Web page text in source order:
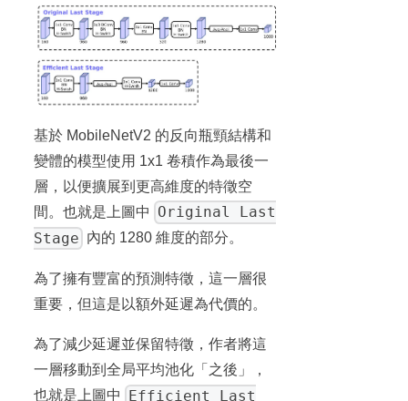
基於 MobileNetV2 的反向瓶頸結構和
變體的模型使用 1x1 卷積作為最後一
層，以便擴展到更高維度的特徵空
間。也就是上圖中
Original Last
Stage 內的 1280 維度的部分。
為了擁有豐富的預測特徵，這一層很
重要，但這是以額外延遲為代價的。
為了減少延遲並保留特徵，作者將這
一層移動到全局平均池化「之後」，
也就是上圖中
Efficient Last